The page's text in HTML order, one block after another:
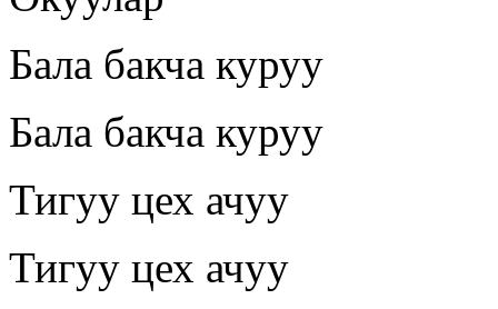
Бала бакча куруу
Бала бакча куруу
Тигуу цех ачуу
Тигуу цех ачуу